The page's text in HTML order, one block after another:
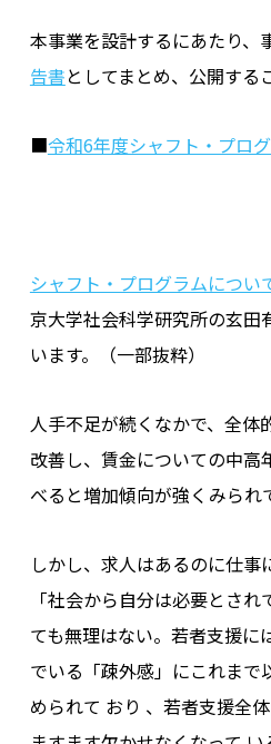
本事業を設計するにあたり、
告書としてまとめ、公開する
■令和6年度シャフト・プロ
シャフト・プログラムについ
京大学社会科学研究所の玄田
います。（一部抜粋）
人手不足が続くなかで、全体
改善し、賃金についての中高
べると増加傾向が強くみられ
しかし、求人はあるのに仕事
「社会から自分は必要とさ
ても無理はない。若者支援に
でいる「疎外感」にこれまで
められて おり 、若者支援全